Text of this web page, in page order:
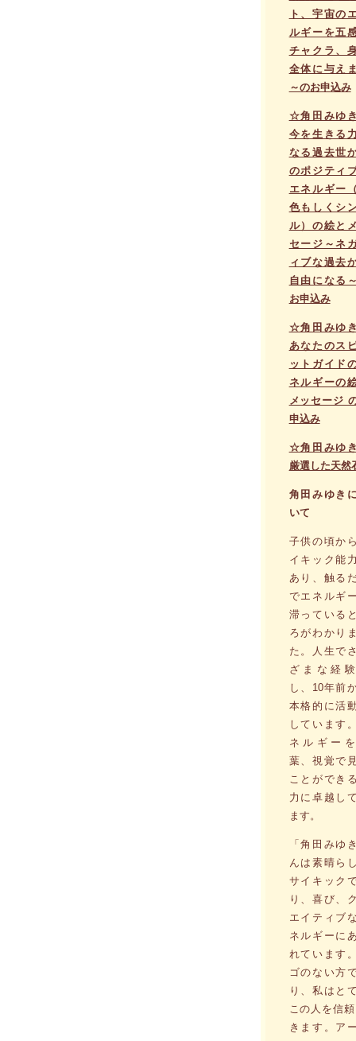
ト、宇宙の
ルギーを五
チャクラ、
全体に与え
～のお申込み
☆角田みゆ
今を生きる
なる過去世
のポジティ
エネルギー
色もしくシ
ル）の絵と
セージ～ネ
ィブな過去
自由になる
お申込み
☆角田みゆ
あなたのス
ットガイド
ネルギーの
メッセージ
申込み
☆角田みゆ
厳選した天然
角田みゆき
いて
子供の頃か
イキック能
あり、触る
でエネルギ
滞っている
ろがわかり
た。人生で
ざまな経
し、10年前
本格的に活
しています
ネルギー
葉、視覚で
ことができ
力に卓越し
ます。
「角田みゆ
んは素晴ら
サイキック
り、喜び、
エイティブ
ネルギーに
れています
ゴのない方
り、私はと
この人を信
きます。ア